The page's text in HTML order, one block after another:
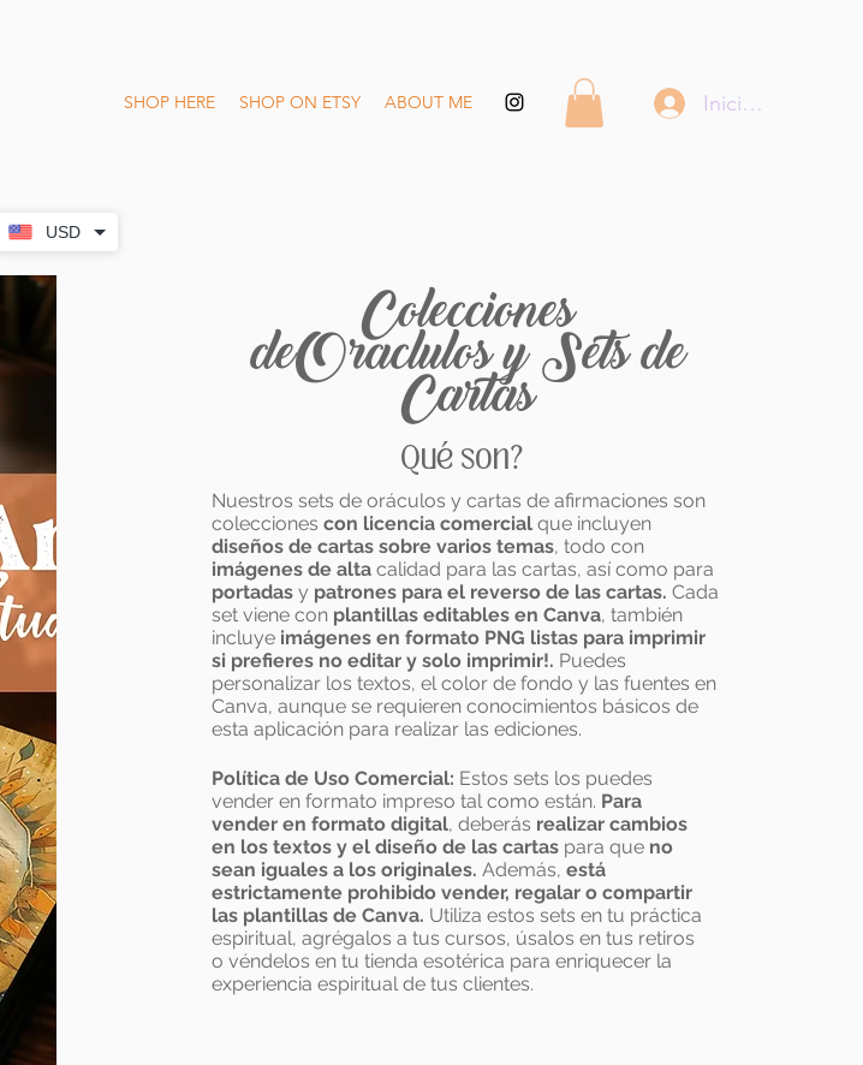
USD
SHOP HERE SHOP ON ETSY ABOUT ME Iniciar sesión
Colecciones
deOraclulos y Sets de
Cartas
Qué son?
Nuestros sets de oráculos y cartas de afirmaciones son
coleccionescon licencia comercialque incluyen
diseños de cartas sobre varios temas, todo con
imágenes de alta calidad para las cartas, así como para
portadas y patrones para el reverso de las cartas. Cada
set viene con plantillas editables en Canva, también
incluye imágenes en formato PNG listas para imprimir
si prefieres no editar y solo imprimir!. Puedes
personalizar los textos, el color de fondo y las fuentes en
Canva, aunque se requieren conocimientos básicos de
esta aplicación para realizar las ediciones.
Política de Uso Comercial: Estos sets los puedes
vender en formato impreso tal como están. Para
vender en formato digital, deberás realizar cambios
en los textos y el diseño de las cartas para que no
sean iguales a los originales. Además,está
estrictamente prohibido vender, regalar o compartir
las plantillas de Canva. Utiliza estos sets en tu práctica
espiritual, agrégalos a tus cursos, úsalos en tus retiros
o véndelos en tu tienda esotérica para enriquecer la
experiencia espiritual de tus clientes.